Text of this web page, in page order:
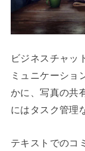
ビジネスチャッ
ミュニケーショ
かに、写真の共
にはタスク管理
テキストでのコ